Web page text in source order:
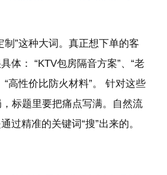
制”这种大词。真正想下单的客
体： “KTV包房隔音方案”、“老
“高性价比防火材料”。 针对这些
标题里要把痛点写满。自然流
过精准的关键词“搜”出来的。